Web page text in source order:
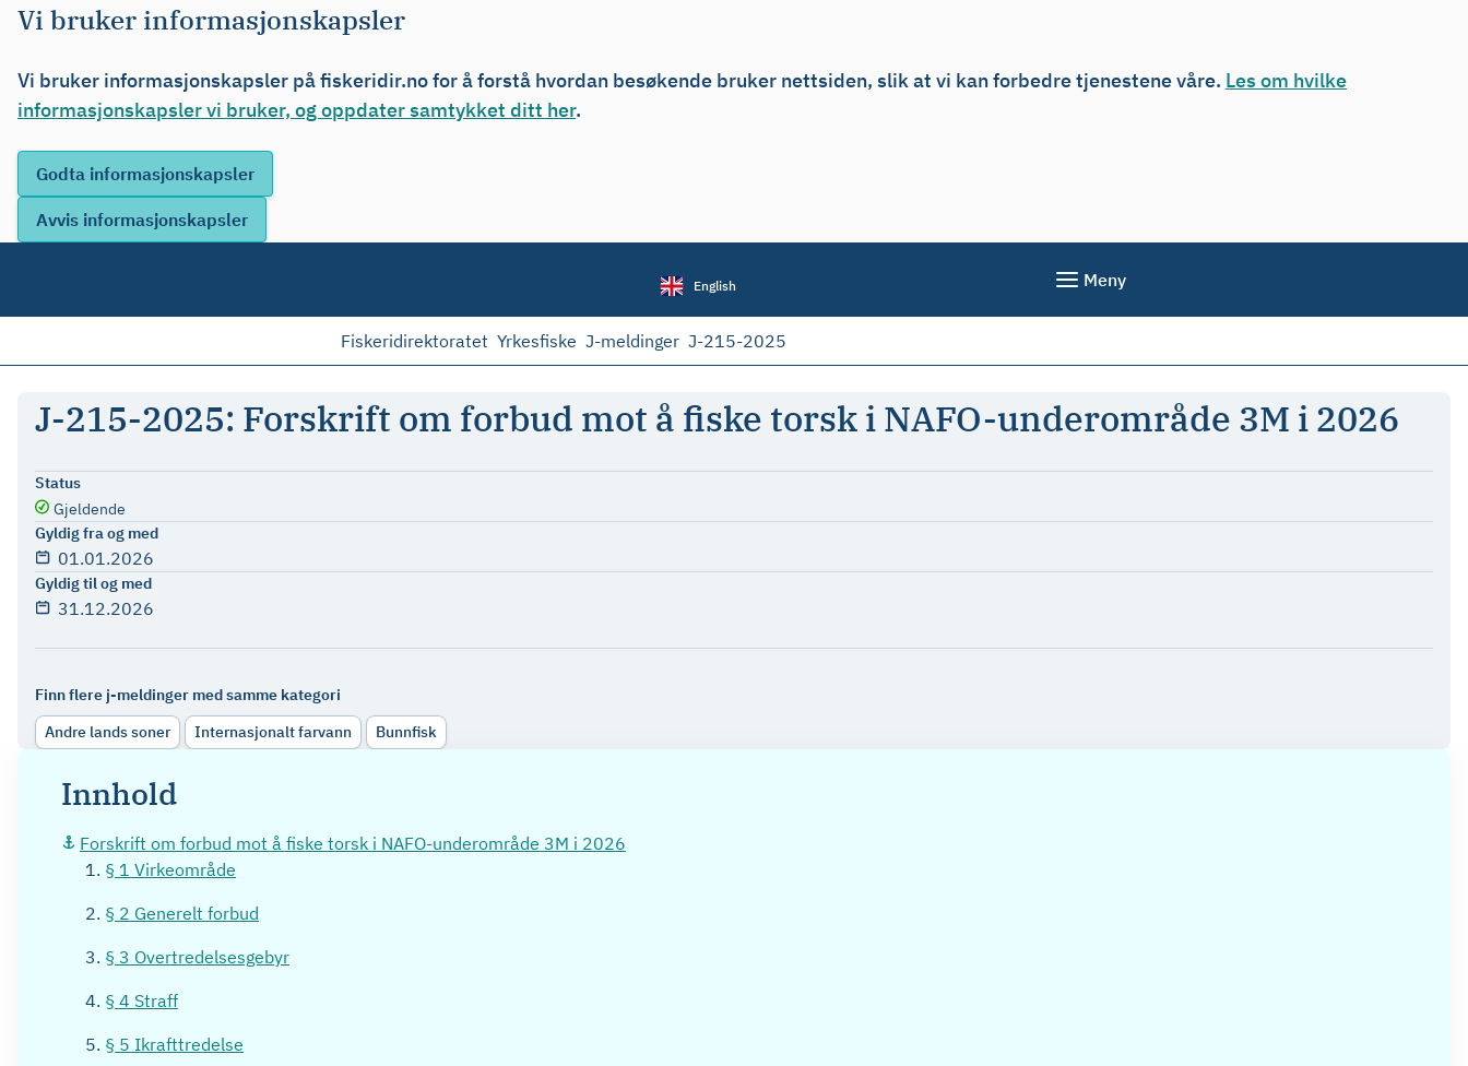
Vi bruker informasjonskapsler
Vi bruker informasjonskapsler på fiskeridir.no for å forstå hvordan besøkende bruker nettsiden, slik at vi kan forbedre tjenestene våre. Les om hvilke
informasjonskapsler vi bruker, og oppdater samtykket ditt her.
English Meny
Fiskeridirektoratet Yrkesfiske J-meldinger J-215-2025
J-215-2025: Forskrift om forbud mot å fiske torsk i NAFO-underområde 3M i 2026
Status
Gjeldende
Gyldig fra og med
01.01.2026
Gyldig til og med
31.12.2026
Finn flere j-meldinger med samme kategori
Andre lands soner
Internasjonalt farvann Bunnfisk
Innhold
Forskrift om forbud mot å fiske torsk i NAFO-underområde 3M i 2026
§ 1 Virkeområde
§ 2 Generelt forbud
§ 3 Overtredelsesgebyr
§ 4 Straff
§ 5 Ikrafttredelse